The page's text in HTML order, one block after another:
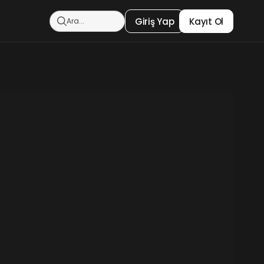
Giriş Yap Kayıt Ol